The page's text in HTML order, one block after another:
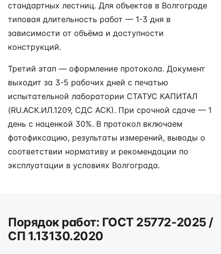
стандартных лестниц. Для объектов в Волгограде
типовая длительность работ — 1-3 дня в
зависимости от объёма и доступности
конструкций.
Третий этап — оформление протокола. Документ
выходит за 3-5 рабочих дней с печатью
испытательной лаборатории СТАТУС КАПИТАЛ
(RU.АСК.ИЛ.1209, СДС АСК). При срочной сдаче — 1
день с наценкой 30%. В протокол включаем
фотофиксацию, результаты измерений, выводы о
соответствии нормативу и рекомендации по
эксплуатации в условиях Волгограда.
Порядок работ: ГОСТ 25772-2025 /
СП 1.13130.2020